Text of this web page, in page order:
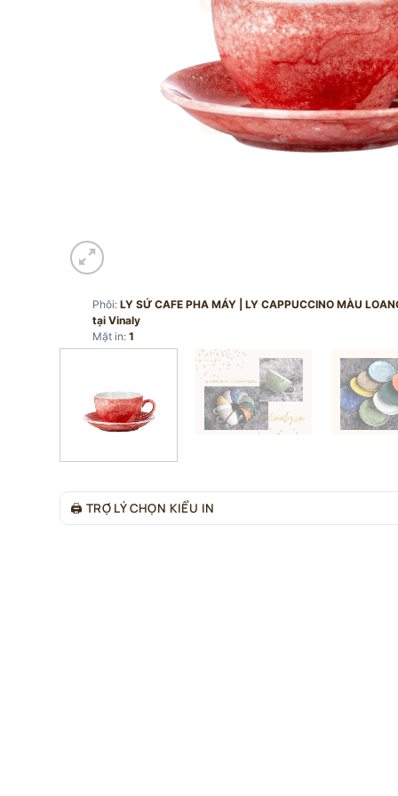
Phôi: LY SỨ CAFE PHA MÁY | LY CAPPUCCINO MÀU
tại Vinaly
Mặt in: 1
🖨 TRỢ LÝ CHỌN KIỂU IN